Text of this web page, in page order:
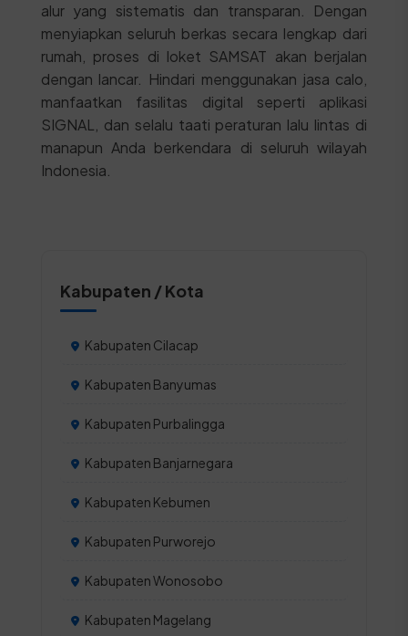
alur yang sistematis dan transparan. Dengan
menyiapkan seluruh berkas secara lengkap dari
rumah, proses di loket SAMSAT akan berjalan
dengan lancar. Hindari menggunakan jasa calo,
manfaatkan fasilitas digital seperti aplikasi
SIGNAL, dan selalu taati peraturan lalu lintas di
manapun Anda berkendara di seluruh wilayah
Indonesia.
Kabupaten / Kota
Kabupaten Cilacap
Kabupaten Banyumas
Kabupaten Purbalingga
Kabupaten Banjarnegara
Kabupaten Kebumen
Kabupaten Purworejo
Kabupaten Wonosobo
Kabupaten Magelang